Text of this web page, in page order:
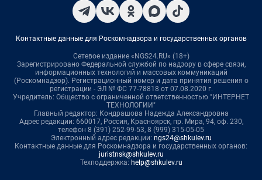
Контактные данные для Роскомнадзора и государственных органов
Сетевое издание «NGS24.RU» (18+)
Зарегистрировано Федеральной службой по надзору в сфере связи,
информационных технологий и массовых коммуникаций
(Роскомнадзор). Регистрационный номер и дата принятия решения о
регистрации - ЭЛ № ФС 77-78818 от 07.08.2020 г.
Учредитель: Общество с ограниченной ответственностью "ИНТЕРНЕТ
ТЕХНОЛОГИИ"
Главный редактор: Кондрашова Надежда Александровна
Адрес редакции: 660017, Россия, Красноярск, пр. Мира, 94, оф. 230,
телефон 8 (391) 252-99-53, 8 (999) 315-05-05
Электронный адрес редакции: ngs24@shkulev.ru
Контактные данные для Роскомнадзора и государственных органов:
juristnsk@shkulev.ru
Техподдержка: help@shkulev.ru